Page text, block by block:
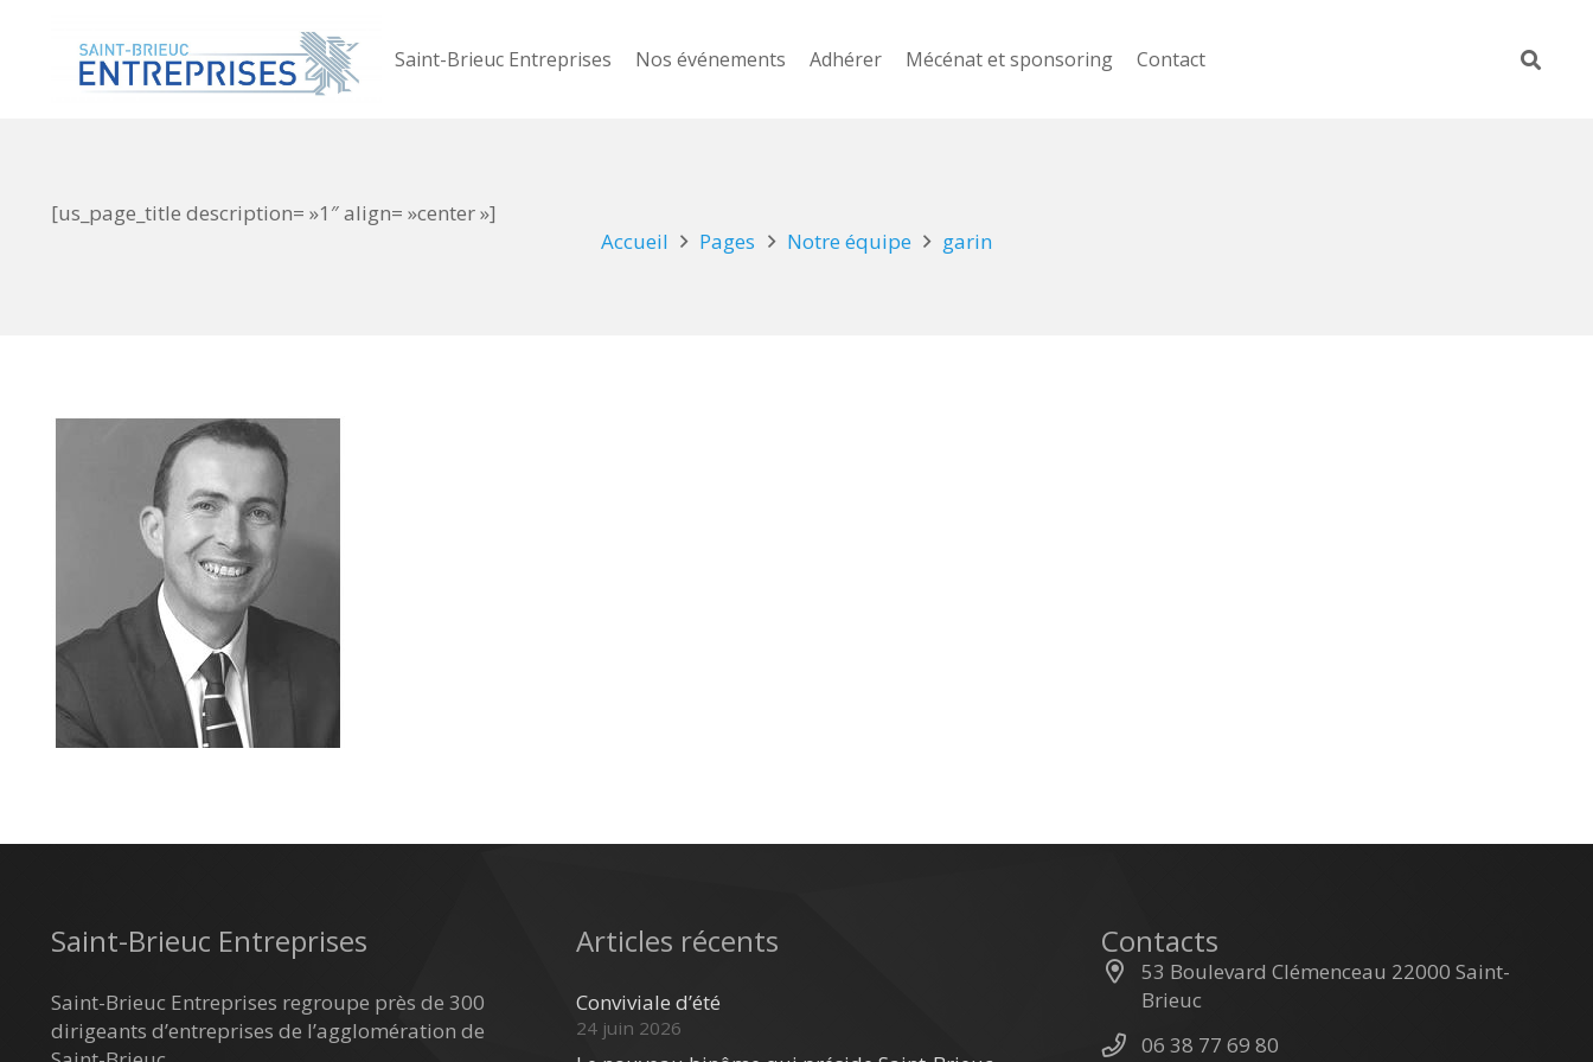
Saint-Brieuc Entreprises Nos événements Adhérer Mécénat et sponsoring Contact
[us_page_title description= »1″ align= »center »]
Accueil
Pages Notre équipe garin
Saint-Brieuc Entreprises
Saint-Brieuc Entreprises regroupe près de 300
dirigeants d’entreprises de l’agglomération de
Articles récents
Conviviale d’été
24 juin 2026
Contacts
53 Boulevard Clémenceau 22000 Saint-
Brieuc
06 38 77 69 80